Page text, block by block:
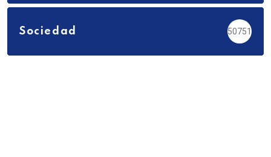
Sociedad 50751